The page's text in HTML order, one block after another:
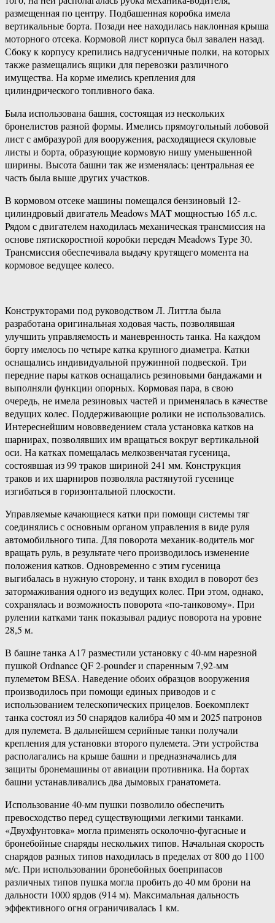
размещенная по центру. Подбашенная коробка имела
вертикальные борта. Позади нее находилась наклонная крыша
моторного отсека. Кормовой лист корпуса был завален назад.
Сбоку к корпусу крепились надгусеничные полки, на которых
также размещались ящики для перевозки различного
имущества. На корме имелись крепления для
цилиндрического топливного бака.
Была использована башня, состоящая из нескольких
бронелистов разной формы. Имелись прямоугольный лобовой
лист с амбразурой для вооружения, расходящиеся скуловые
листы и борта, образующие кормовую нишу уменьшенной
ширины. Высота башни так же изменялась: центральная ее
часть была выше других участков.
В кормовом отсеке машины помещался бензиновый 12-
цилиндровый двигатель Meadows MAT мощностью 165 л.с.
Рядом с двигателем находилась механическая трансмиссия на
основе пятискоростной коробки передач Meadows Туре 30.
Трансмиссия обеспечивала выдачу крутящего момента на
кормовое ведущее колесо.
Конструкторами под руководством Л. Литтла была
разработана оригинальная ходовая часть, позволявшая
улучшить управляемость и маневренность танка. На каждом
борту имелось по четыре катка крупного диаметра. Катки
оснащались индивидуальной пружинной подвеской. Три
передние пары катков оснащались резиновыми бандажами и
выполняли функции опорных. Кормовая пара, в свою
очередь, не имела резиновых частей и применялась в качестве
ведущих колес. Поддерживающие ролики не использовались.
Интереснейшим нововведением стала установка катков на
шарнирах, позволявших им вращаться вокруг вертикальной
оси. На катках помещалась мелкозвенчатая гусеница,
состоявшая из 99 траков шириной 241 мм. Конструкция
траков и их шарниров позволяла растянутой гусенице
изгибаться в горизонтальной плоскости.
Управляемые качающиеся катки при помощи системы тяг
соединялись с основным органом управления в виде руля
автомобильного типа. Для поворота механик-водитель мог
вращать руль, в результате чего производилось изменение
положения катков. Одновременно с этим гусеница
выгибалась в нужную сторону, и танк входил в поворот без
затормаживания одного из ведущих колес. При этом, однако,
сохранялась и возможность поворота «по-танковому». При
рулении катками танк показывал радиус поворота на уровне
28,5 м.
В башне танка A17 разместили установку с 40-мм нарезной
пушкой Ordnance QF 2-pounder и спаренным 7,92-мм
пулеметом BESA. Наведение обоих образцов вооружения
производилось при помощи единых приводов и с
использованием телескопических прицелов. Боекомплект
танка состоял из 50 снарядов калибра 40 мм и 2025 патронов
для пулемета. В дальнейшем серийные танки получали
крепления для установки второго пулемета. Эти устройства
располагались на крыше башни и предназначались для
защиты бронемашины от авиации противника. На бортах
башни устанавливались два дымовых гранатомета.
Использование 40-мм пушки позволило обеспечить
превосходство перед существующими легкими танками.
«Двухфунтовка» могла применять осколочно-фугасные и
бронебойные снаряды нескольких типов. Начальная скорость
снарядов разных типов находилась в пределах от 800 до 1100
м/с. При использовании бронебойных боеприпасов
различных типов пушка могла пробить до 40 мм брони на
дальности 1000 ярдов (914 м). Максимальная дальность
эффективного огня ограничивалась 1 км.